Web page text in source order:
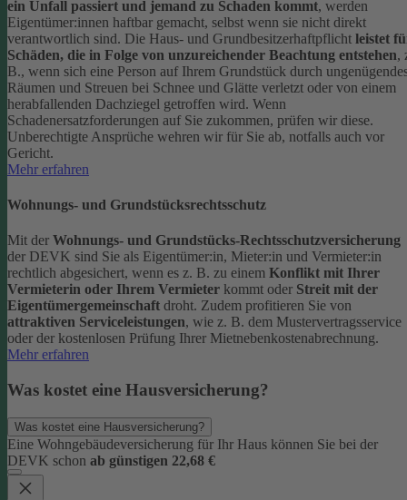
ein Unfall passiert und jemand zu Schaden kommt, werden
Eigentümer:innen haftbar gemacht, selbst wenn sie nicht direkt
verantwortlich sind. Die Haus- und Grundbesitzerhaftpflicht leistet
Schäden, die in Folge von unzureichender Beachtung entstehen,
B., wenn sich eine Person auf Ihrem Grundstück durch
Räumen und Streuen bei Schnee und Glätte verletzt oder von einem
herabfallenden Dachziegel getroffen wird. Wenn
Schadenersatzforderungen auf Sie zukommen, prüfen wir diese.
Unberechtigte Ansprüche wehren wir für Sie ab, notfalls auch vor
Gericht.
Mehr erfahren
Wohnungs- und Grundstücksrechtsschutz
Mit der Wohnungs- und Grundstücks-Rechtsschutzversicherung
der DEVK sind Sie als Eigentümer:in, Mieter:in und Vermieter:in
rechtlich abgesichert, wenn es z. B. zu einem Konflikt mit Ihrer
Vermieterin oder Ihrem Vermieter kommt oder Streit mit der
Eigentümergemeinschaft droht. Zudem profitieren Sie von
attraktiven Serviceleistungen, wie z. B. dem Mustervertragsservice
oder der kostenlosen Prüfung Ihrer Mietnebenkostenabrechnung.
Mehr erfahren
Was kostet eine Hausversicherung?
Was kostet eine Hausversicherung?
Eine Wohngebäudeversicherung für Ihr Haus können Sie bei der
DEVK schon ab günstigen 22,68 €